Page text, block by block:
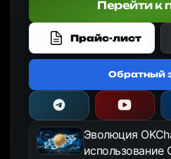
Перейти к
Прайс-лист
Обратный
Эволюция
использование